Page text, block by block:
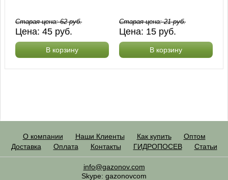
Старая цена:62руб.
Цена:45 руб.
В корзину
Старая цена:21руб.
Цена: 15 руб.
В корзину
О компании Наши Клиенты Как купить
Оптом
Доставка
Оплата Контакты ГИДРОПОСЕВ Статьи
info@gazonov.com
Skype: gazonovcom